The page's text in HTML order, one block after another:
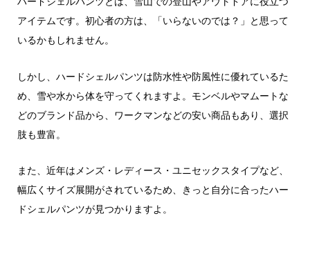
アイテムです。初心者の方は、「いらないのでは？」と思って
いるかもしれません。
しかし、ハードシェルパンツは防水性や防風性に優れているた
め、雪や水から体を守ってくれますよ。モンベルやマムートな
どのブランド品から、ワークマンなどの安い商品もあり、選択
肢も豊富。
また、近年はメンズ・レディース・ユニセックスタイプなど、
幅広くサイズ展開がされているため、きっと自分に合ったハー
ドシェルパンツが見つかりますよ。